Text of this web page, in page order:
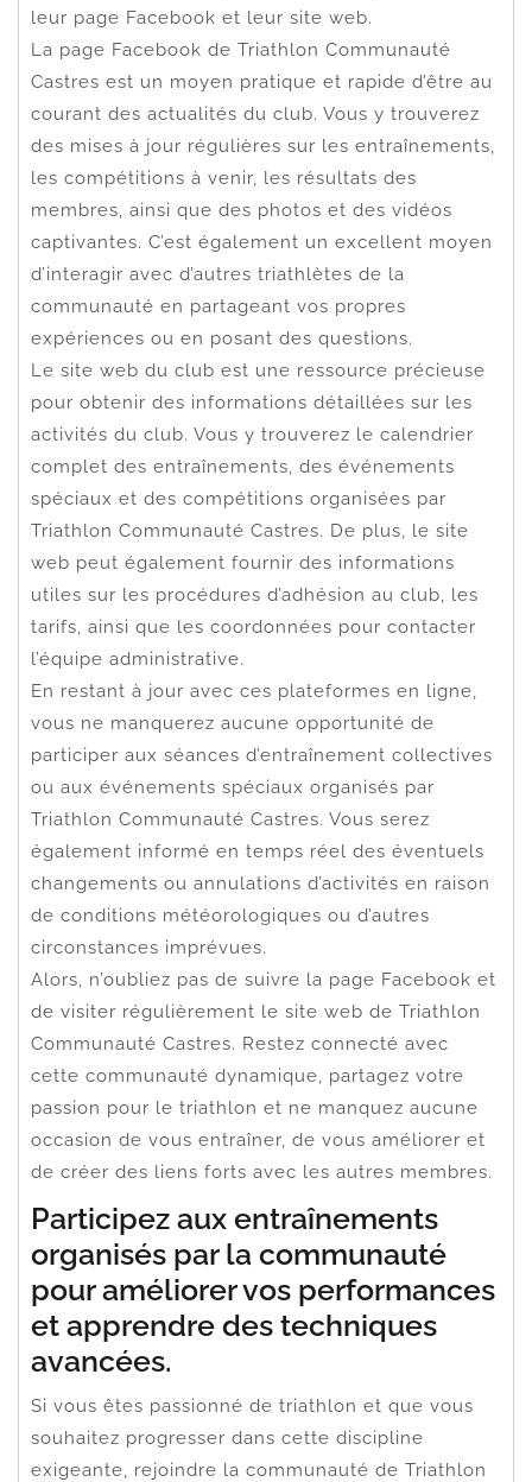
leur page Facebook et leur site web.
La page Facebook de Triathlon Communauté
Castres est un moyen pratique et rapide d’être au
courant des actualités du club. Vous y trouverez
des mises à jour régulières sur les entraînements,
les compétitions à venir, les résultats des
membres, ainsi que des photos et des vidéos
captivantes. C’est également un excellent moyen
d’interagir avec d’autres triathlètes de la
communauté en partageant vos propres
expériences ou en posant des questions.
Le site web du club est une ressource précieuse
pour obtenir des informations détaillées sur les
activités du club. Vous y trouverez le calendrier
complet des entraînements, des événements
spéciaux et des compétitions organisées par
Triathlon Communauté Castres. De plus, le site
web peut également fournir des informations
utiles sur les procédures d’adhésion au club, les
tarifs, ainsi que les coordonnées pour contacter
l’équipe administrative.
En restant à jour avec ces plateformes en ligne,
vous ne manquerez aucune opportunité de
participer aux séances d’entraînement collectives
ou aux événements spéciaux organisés par
Triathlon Communauté Castres. Vous serez
également informé en temps réel des éventuels
changements ou annulations d’activités en raison
de conditions météorologiques ou d’autres
circonstances imprévues.
Alors, n’oubliez pas de suivre la page Facebook et
de visiter régulièrement le site web de Triathlon
Communauté Castres. Restez connecté avec
cette communauté dynamique, partagez votre
passion pour le triathlon et ne manquez aucune
occasion de vous entraîner, de vous améliorer et
de créer des liens forts avec les autres membres.
Participez aux entraînements
organisés par la communauté
pour améliorer vos performances
et apprendre des techniques
avancées.
Si vous êtes passionné de triathlon et que vous
souhaitez progresser dans cette discipline
exigeante, rejoindre la communauté de Triathlon